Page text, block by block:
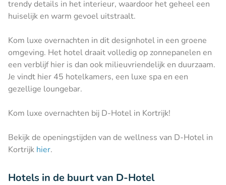
trendy details in het interieur, waardoor het geheel een
huiselijk en warm gevoel uitstraalt.
Kom luxe overnachten in dit designhotel in een groene
omgeving. Het hotel draait volledig op zonnepanelen en
een verblijf hier is dan ook milieuvriendelijk en duurzaam.
Je vindt hier 45 hotelkamers, een luxe spa en een
gezellige loungebar.
Kom luxe overnachten bij D-Hotel in Kortrijk!
Bekijk de openingstijden van de wellness van D-Hotel in
Kortrijk hier.
Hotels in de buurt van D-Hotel